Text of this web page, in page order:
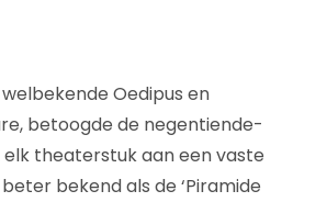
Oedipus en
betoogde de negentiende-
theaterstuk aan een vaste
bekend als de ‘Piramide